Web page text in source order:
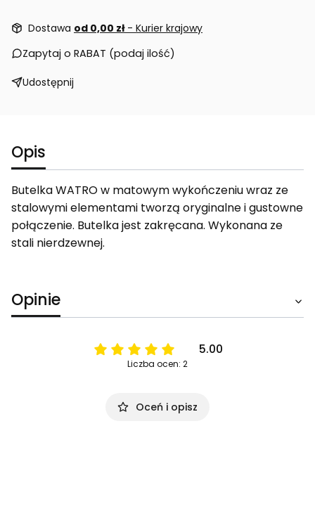
Dostawa od 0,00 zł - Kurier krajowy
Zapytaj o RABAT (podaj ilość)
Udostępnij
Opis
Butelka WATRO w matowym wykończeniu wraz ze
stalowymi elementami tworzą oryginalne i gustowne
połączenie. Butelka jest zakręcana. Wykonana ze
stali nierdzewnej.
Opinie
5.00
Liczba ocen: 2
Oceń i opisz